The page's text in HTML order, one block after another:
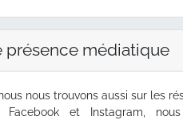
médiatique
nous trouvons aussi sur les
Facebook et Instagram,